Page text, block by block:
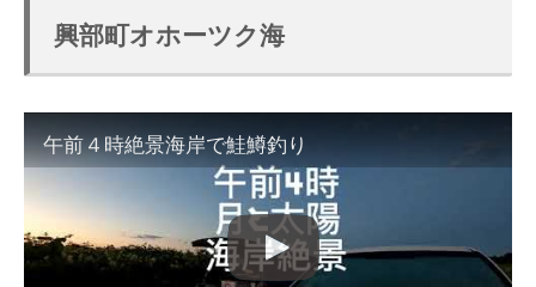
興部町オホーツク海
午前４時絶景海岸で鮭鱒釣り